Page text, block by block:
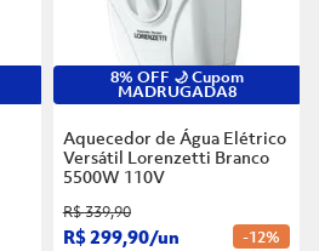
8% OFF 🌙 Cupom
MADRUGADA8
Aquecedor de Água Elétrico
Versátil Lorenzetti Branco
5500W 110V
R$339,90
R$299,90/un -12%